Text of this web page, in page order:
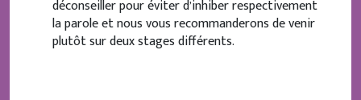
déconseiller pour éviter d’inhiber respectivement
la parole et nous vous recommanderons de venir
plutôt sur deux stages différents.